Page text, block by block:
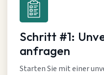
Schritt #1:
anfragen
Starten Sie mit einer